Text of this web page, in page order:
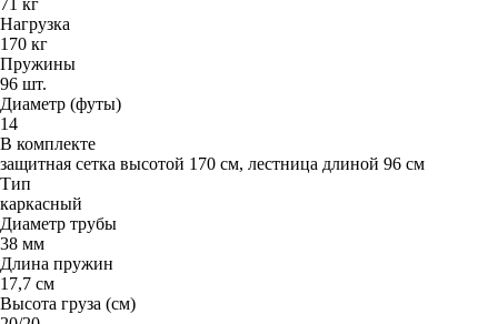
Нагрузка
170 кг
Пружины
96 шт.
Диаметр (футы)
14
В комплекте
защитная сетка высотой 170 см, лестница длиной 96 см
Тип
каркасный
Диаметр трубы
38 мм
Длина пружин
17,7 см
Высота груза (см)